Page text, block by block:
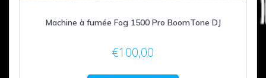
Machine à fumée Fog 1500 Pro BoomTone DJ
€100,00